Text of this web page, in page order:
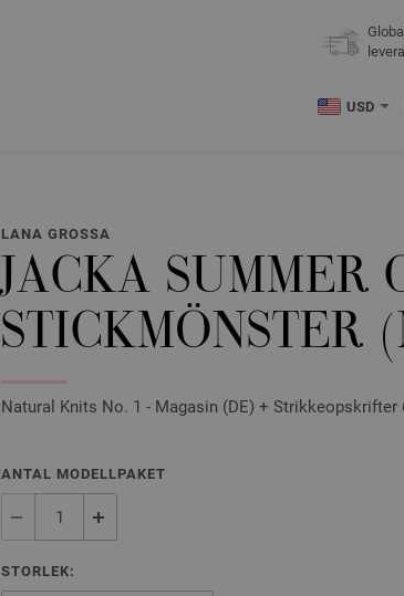
Global
USD
LANA GROSSA
JACKA SUMMER
STICKMÖNSTER
Natural Knits No. 1 - Magasin (DE) + Strikkeopskrifter
ANTAL MODELLPAKET
STORLEK: